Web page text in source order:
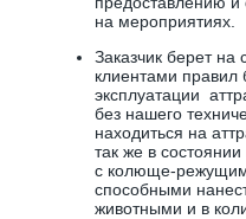
на мероприятиях.
Заказчик берет на
клиентами правил
эксплуатации
без нашего
находиться на
так же в состоянии
с колюще-
способными
животными и в